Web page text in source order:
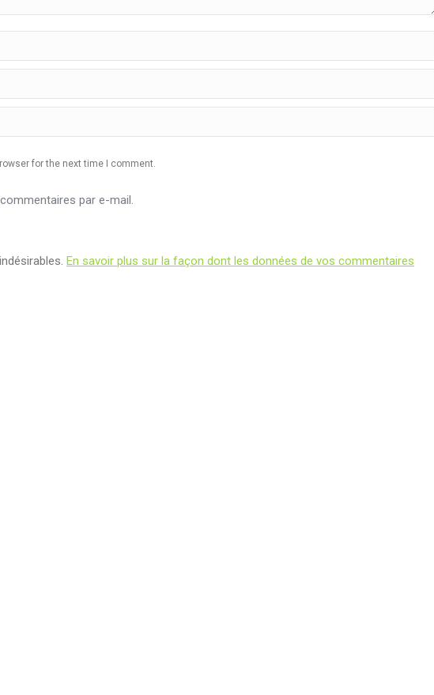
for the next time I comment.
par e-mail.
En savoir plus sur la façon dont les données de vos commentaires